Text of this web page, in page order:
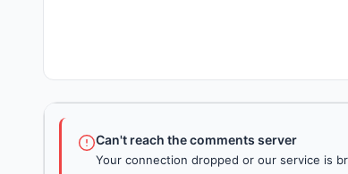
Can't reach the comments server
Your connection dropped or our service is